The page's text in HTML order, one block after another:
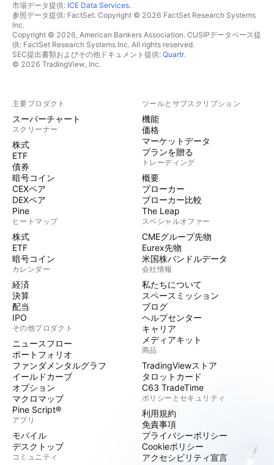
市場データ提供: ICE Data Services.
参照データ提供: FactSet. Copyright © 2026 FactSet Research Systems
Inc.
Copyright © 2026, American Bankers Association. CUSIPデータベース提
供: FactSet Research Systems Inc. All rights reserved.
SEC提出書類およびその他ドキュメント提供: Quartr.
© 2026 TradingView, Inc.
主要プロダクト
スーパーチャート
スクリーナー
株式
ETF
債券
暗号コイン
CEXペア
DEXペア
Pine
ヒートマップ
株式
ETF
暗号コイン
カレンダー
経済
決算
配当
IPO
その他プロダクト
ニュースフロー
ポートフォリオ
ファンダメンタルグラフ
イールドカーブ
オプション
マクロマップ
Pine Script®
アプリ
モバイル
デスクトップ
コミュニティ
ツールとサブスクリプション
機能
価格
マーケットデータ
プランを贈る
トレーディング
概要
ブローカー
ブローカー比較
The Leap
スペシャルオファー
CMEグループ先物
Eurex先物
米国株バンドルデータ
会社情報
私たちについて
スペースミッション
ブログ
ヘルプセンター
キャリア
メディアキット
商品
TradingViewストア
タロットカード
C63 TradeTime
ポリシーとセキュリティ
利用規約
免責事項
プライバシーポリシー
Cookieポリシー
アクセシビリティ宣言